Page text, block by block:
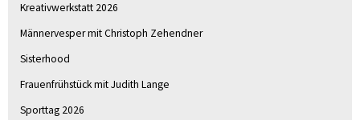
Kreativwerkstatt 2026
Männervesper mit Christoph Zehendner
Sisterhood
Frauenfrühstück mit Judith Lange
Sporttag 2026